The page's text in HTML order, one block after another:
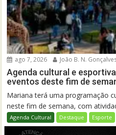
ago 7, 2026 João B. N.
Agenda cultural e
eventos deste fim de
Mariana terá uma programação
neste fim de semana, com
Agenda Cultural Destaque Esporte